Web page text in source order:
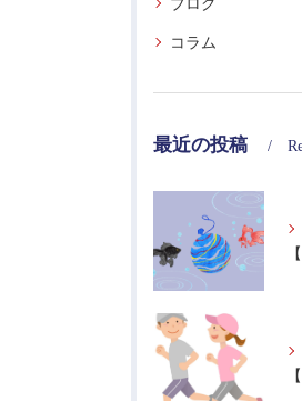
コラム
最近の投稿